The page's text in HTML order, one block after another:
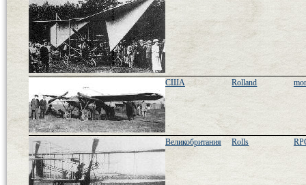
США Rolland
Великобритания Rolls